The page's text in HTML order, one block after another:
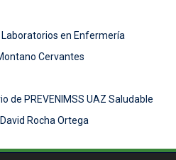
en Enfermería
Cervantes
de PREVENIMSS UAZ Saludable
Rocha Ortega